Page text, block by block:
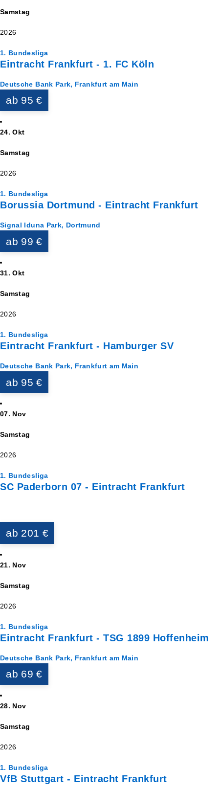
Samstag
2026
1. Bundesliga
Eintracht Frankfurt - 1. FC Köln
Deutsche Bank Park, Frankfurt am Main
ab 95 €
24. Okt
Samstag
2026
1. Bundesliga
Borussia Dortmund - Eintracht Frankfurt
Signal Iduna Park, Dortmund
ab 99 €
31. Okt
Samstag
2026
1. Bundesliga
Eintracht Frankfurt - Hamburger SV
Deutsche Bank Park, Frankfurt am Main
ab 95 €
07. Nov
Samstag
2026
1. Bundesliga
SC Paderborn 07 - Eintracht Frankfurt
ab 201 €
21. Nov
Samstag
2026
1. Bundesliga
Eintracht Frankfurt - TSG 1899 Hoffenheim
Deutsche Bank Park, Frankfurt am Main
ab 69 €
28. Nov
Samstag
2026
1. Bundesliga
VfB Stuttgart - Eintracht Frankfurt